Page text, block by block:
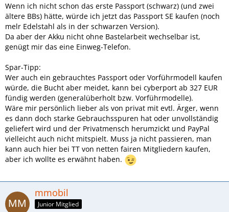
Wenn ich nicht schon das erste Passport (schwarz) (und zwei
ältere BBs) hätte, würde ich jetzt das Passport SE kaufen (noch
melr Edelstahl als in der schwarzen Version).
Da aber der Akku nicht ohne Bastelarbeit wechselbar ist,
genügt mir das eine Einweg-Telefon.
Spar-Tipp:
Wer auch ein gebrauchtes Passport oder Vorführmodell kaufen
würde, die Bucht aber meidet, kann bei cyberport ab 327 EUR
fündig werden (generalüberholt bzw. Vorführmodelle).
Wäre mir persönlich lieber als von privat mit evtl. Ärger, wenn
es dann doch starke Gebrauchsspuren hat oder unvollständig
geliefert wird und der Privatmensch herumzickt und PayPal
vielleicht auch nicht mitspielt. Muss ja nicht passieren, man
kann auch hier bei TT von netten fairen Mitgliedern kaufen,
aber ich wollte es erwähnt haben.
mmobil
Junior Mitglied